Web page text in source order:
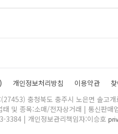
개인정보처리방침 이용약관
충청북도 충주시 노은면 솔고
및 종목:소매/전자상거래 | 통신판매
3384 | 개인정보관리책임자:이승호